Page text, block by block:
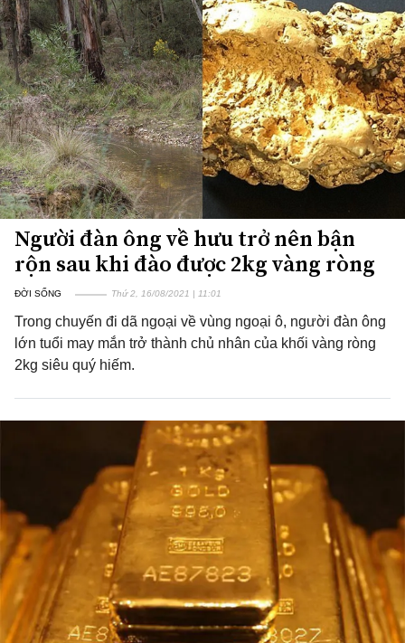
Người đàn ông về hưu trở nên bận
rộn sau khi đào được 2kg vàng ròng
ĐỜI SỐNG Thứ 2, 16/08/2021 | 11:01
Trong chuyến đi dã ngoại về vùng ngoại ô, người đàn ông
lớn tuổi may mắn trở thành chủ nhân của khối vàng ròng
2kg siêu quý hiếm.